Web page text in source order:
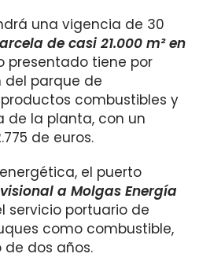
una vigencia de 30
de casi 21.000 m² en
presentado tiene por
parque de
combustibles y
de la planta, con un
de euros.
el puerto
a Molgas Energía
servicio portuario de
como combustible,
dos años.